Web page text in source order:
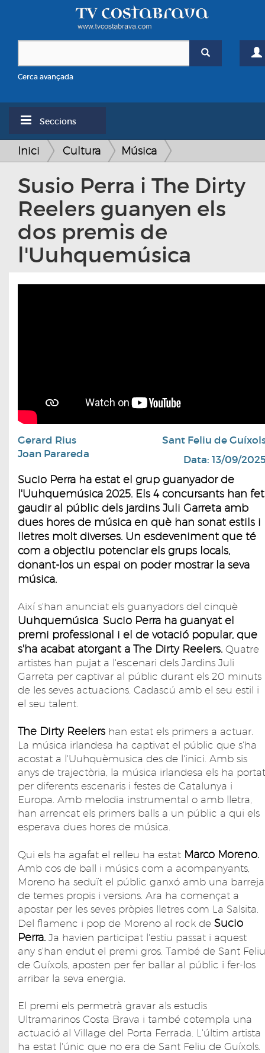
Cerca avançada
Seccions
Inici Cultura Música
Susio Perra i The Dirty
Reelers guanyen els
dos premis de
l'Uuhquemúsica
Gerard Rius
Joan Parareda
Sant Feliu de
Data: 13/09/
Sucio Perra ha estat el grup guanyador de
l'Uuhquemúsica 2025. Els 4 concursants han fet
gaudir al públic dels jardins Juli Garreta amb
dues hores de música en què han sonat estils i
lletres molt diverses. Un esdeveniment que té
com a objectiu potenciar els grups locals,
donant-los un espai on poder mostrar la seva
música.
Així s'han anunciat els guanyadors del cinquè
Uuhquemúsica Sucio Perra ha guanyat el
premi professional i el de votació popular, que
s'ha acabat atorgant a The Dirty Reelers. Quatre
artistes han pujat a l'escenari dels Jardins Juli
Garreta per captivar al públic durant els 20 minuts
de les seves actuacions. Cadascú amb el seu estil i
el seu talent.
The Dirty Reelers han estat els primers a actuar.
La música irlandesa ha captivat el públic que s'ha
acostat a l'Uuhquèmusica des de l'inici. Amb sis
anys de trajectòria, la música irlandesa els ha portat
per diferents escenaris i festes de Catalunya i
Europa. Amb melodia instrumental o amb lletra,
han arrencat els primers balls a un públic a qui els
esperava dues hores de música.
Qui els ha agafat el relleu ha estat Marco Moreno.
Amb cos de ball i músics com a acompanyants,
Moreno ha seduït el públic ganxó amb una barreja
de temes propis i versions. Ara ha començat a
apostar per les seves pròpies lletres com La Salsita.
Del flamenc i pop de Moreno al rock de Sucio
Perra. Ja havien participat l'estiu passat i aquest
any s'han endut el premi gros. També de Sant Feliu
de Guíxols, aposten per fer ballar al públic i fer-los
arribar la seva energia.
El premi els permetrà gravar als estudis
Ultramarinos Costa Brava i també cotempla una
actuació al Village del Porta Ferrada. L'últim artista
ha estat l'únic que no era de Sant Feliu de Guíxols.